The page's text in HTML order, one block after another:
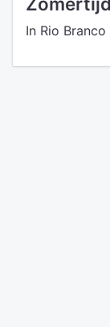
In Rio